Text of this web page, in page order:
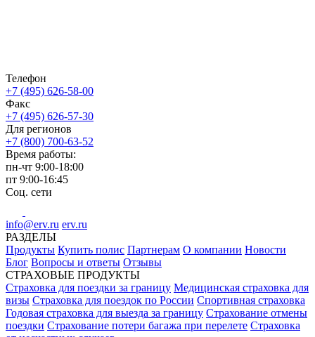
Телефон
+7 (495) 626-58-00
Факс
+7 (495) 626-57-30
Для регионов
+7 (800) 700-63-52
Время работы:
пн-чт 9:00-18:00
пт 9:00-16:45
Соц. сети
info@erv.ru erv.ru
РАЗДЕЛЫ
Продукты Купить полис Партнерам О компании Новости
Блог Вопросы и ответы Отзывы
СТРАХОВЫЕ ПРОДУКТЫ
Страховка для поездки за границу Медицинская страховка для
визы Страховка для поездок по России Спортивная страховка
Годовая страховка для выезда за границу Страхование отмены
поездки Страхование потери багажа при перелете Страховка